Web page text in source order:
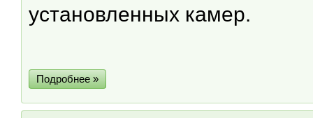
установленных камер.
Подробнее »